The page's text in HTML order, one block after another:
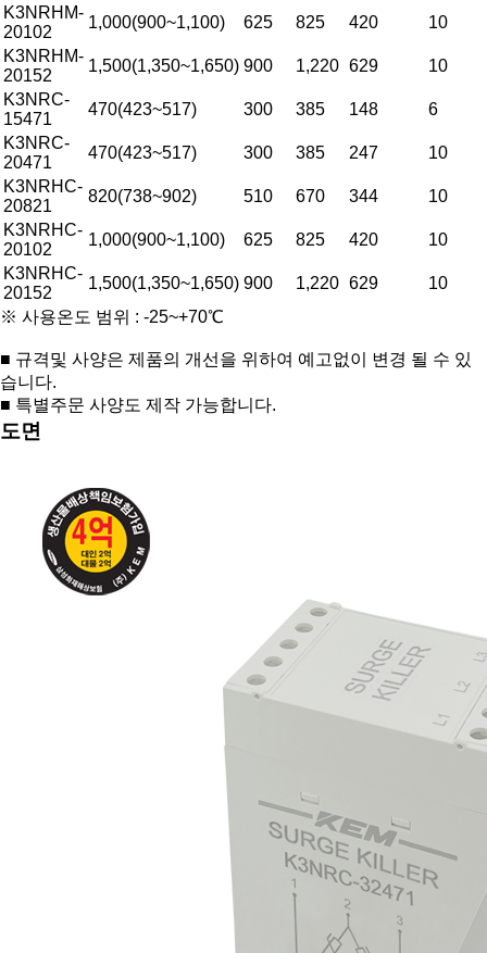
K3NRHM-
20102
1,000(900~1,100) 625 825 420
10
K3NRHM-
20152
1,500(1,350~1,650) 900 1,220 629
10
K3NRC-
15471
470(423~517) 300 385 148
6
K3NRC-
20471
470(423~517) 300 385 247
10
K3NRHC-
20821
820(738~902) 510 670 344
10
K3NRHC-
20102
1,000(900~1,100) 625 825 420
10
K3NRHC-
20152
1,500(1,350~1,650) 900 1,220 629
10
※ 사용온도 범위 : -25~+70℃
■ 규격및 사양은 제품의 개선을 위하여 예고없이 변경 될 수 있
습니다.
■ 특별주문 사양도 제작 가능합니다.
도면